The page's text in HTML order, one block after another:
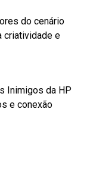
do cenário
criatividade e
Inimigos da HP
e conexão